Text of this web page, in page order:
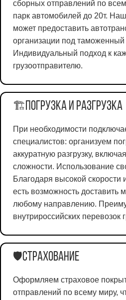
сборных отправлений по
парк автомобилей до 20т.
может предоставить
организации под таможенный
Индивидуальный подход к
грузоотправителю.
🏗️Погрузка и разгрузка
При необходимости
специалистов: организуем
аккуратную разгрузку,
сложности. Использование
Благодаря высокой скорости
есть возможность доставить
любому направлению.
внутрироссийских перевозок
🛡️Страхование
Оформляем страховое
отправлений по всему миру,